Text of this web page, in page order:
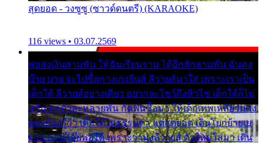
สุดยอด - วงซูซู (ซาวด์ดนตรี) (KARAOKE)
116 views • 03.07.2569
พ่อส่งเงินสามพัน ให้ฉันเรียนราม ได้อีกสักสามพัน ฉันคง
บ๊าย บาย จะไปซื้อกางเกงยีนส์ ลีวายส์มาใส่ เพราะเราเป็น
เด็กใต้ ลีวายส์อย่างเดียว อยากจะโชว์ถึงหิวโซ เด็กใต้ก็ไม่
หวั่น ตกตัวละหลายพัน กัดฟันซื้อมา ให้เด็กเทพเหลียวมอง
และต้องรู้ว่า เด็กใต้ไม่ธรรมดา แต่สุดยอด เดินโยกย้ายเย
ยวน กวนโอ๊ยพอได้ เพราะว่านุ่งลีวายส์ ตัวใหม่ใส่มา เดิน